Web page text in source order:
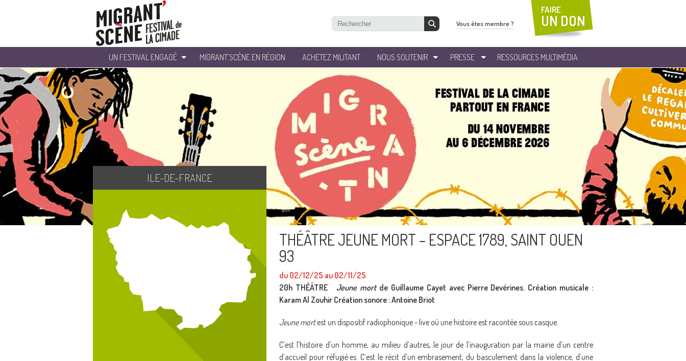
UN FESTIVAL ENGAGÉ MIGRANT’SCÈNE EN RÉGION ACHETEZ MILITANT NOUS SOUTENIR PRESSE RESSOURCES MULTIMÉDIA
Vous êtes membre ?
FAIRE
UN DON
THÉÂTRE JEUNE MORT – ESPACE 1789, SAINT OUEN
93
du 02/12/25 au 02/11/25
20h THÉÂTRE Jeune mortde Guillaume Cayet avec Pierre Devérines. Création musicale :
Karam Al Zouhir Création sonore : Antoine Briot
Jeune mortest un dispositif radiophonique -­ live où une histoire est racontée sous casque.
C’est l’histoire d’un homme, au milieu d’autres, le jour de l’inauguration par la mairie d’un centre
d’accueil pour réfugié·es. C’est le récit d’un embrasement, du basculement dans la violence, d’une
ILE-DE-FRANCE